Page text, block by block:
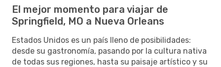
El mejor momento para viajar de
Springfield, MO a Nueva Orleans
Estados Unidos es un país lleno de posibilidades:
desde su gastronomía, pasando por la cultura nativa
de todas sus regiones, hasta su paisaje artístico y su